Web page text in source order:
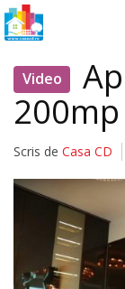
Video
Scris de Casa CD